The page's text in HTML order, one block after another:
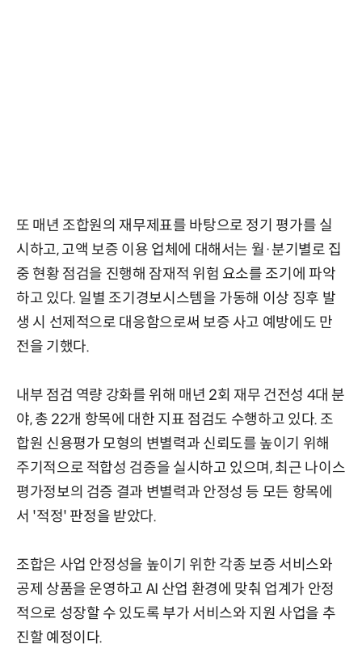
또 매년 조합원의 재무제표를 바탕으로 정기 평가를 실
시하고, 고액 보증 이용 업체에 대해서는 월·분기별로 집
중 현황 점검을 진행해 잠재적 위험 요소를 조기에 파악
하고 있다. 일별 조기경보시스템을 가동해 이상 징후 발
생 시 선제적으로 대응함으로써 보증 사고 예방에도 만
전을 기했다.
내부 점검 역량 강화를 위해 매년 2회 재무 건전성 4대 분
야, 총 22개 항목에 대한 지표 점검도 수행하고 있다. 조
합원 신용평가 모형의 변별력과 신뢰도를 높이기 위해
주기적으로 적합성 검증을 실시하고 있으며, 최근 나이스
평가정보의 검증 결과 변별력과 안정성 등 모든 항목에
서 '적정' 판정을 받았다.
조합은 사업 안정성을 높이기 위한 각종 보증 서비스와
공제 상품을 운영하고 AI 산업 환경에 맞춰 업계가 안정
적으로 성장할 수 있도록 부가 서비스와 지원 사업을 추
진할 예정이다.